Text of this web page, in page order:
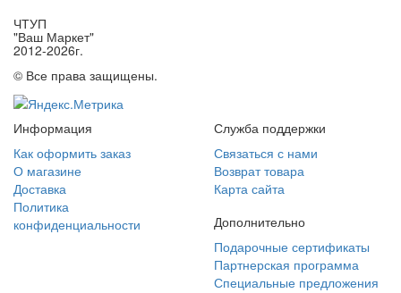
ЧТУП
"Ваш Маркет"
2012-2026г.
© Все права защищены.
Информация
Как оформить заказ
О магазине
Доставка
Политика
конфиденциальности
Служба поддержки
Связаться с нами
Возврат товара
Карта сайта
Дополнительно
Подарочные сертификаты
Партнерская программа
Специальные предложения